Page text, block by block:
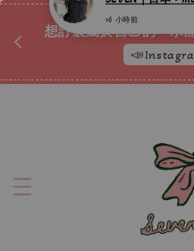
想訂製屬於自己的『水